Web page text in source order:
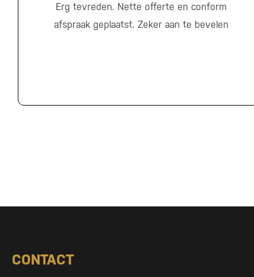
Erg tevreden. Nette offerte en conform
afspraak geplaatst. Zeker aan te bevelen
CONTACT